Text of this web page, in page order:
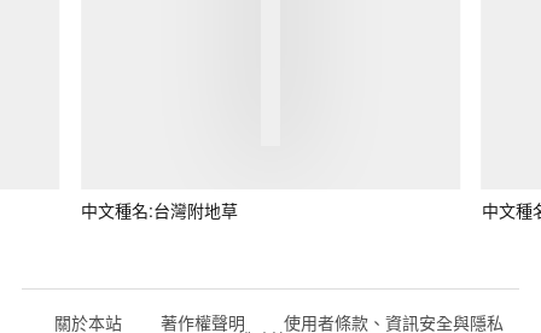
中文種名:台灣附地草 中文種
關於本站 著作權聲明 使用者條款、資訊安全與隱私